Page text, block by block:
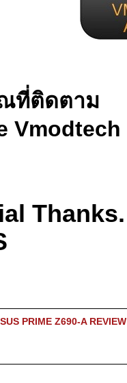
ที่ติดตาม
Vmodtech
Thanks.
PRIME Z690-A REVIEW